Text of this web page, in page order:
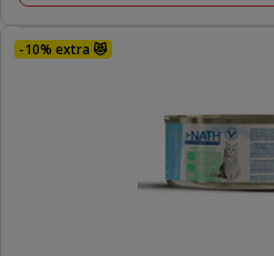
-10% extra 😻